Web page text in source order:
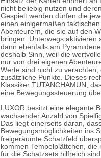
nicht beliebig nutzen und
Gespielt werden dürfen die
einen einigermaßen
Abenteurern, die sie auf den
bringen. Unterwegs aktivieren
dann ebenfalls am
deshalb Sinn, weil die
nur von drei eigenen
Werte sind nicht zu
zusätzliche Punkte. Dieses
Klassiker TUTANCHAMUN,
eine Bewegungssteuerung
LUXOR besitzt eine elegante
wachsender Anzahl von
Das liegt einerseits daran,
Bewegungsmöglichkeiten ins
freigeräumte Schatzfeld
kommen Tempelplättchen,
für die Schatzsets hilfreich